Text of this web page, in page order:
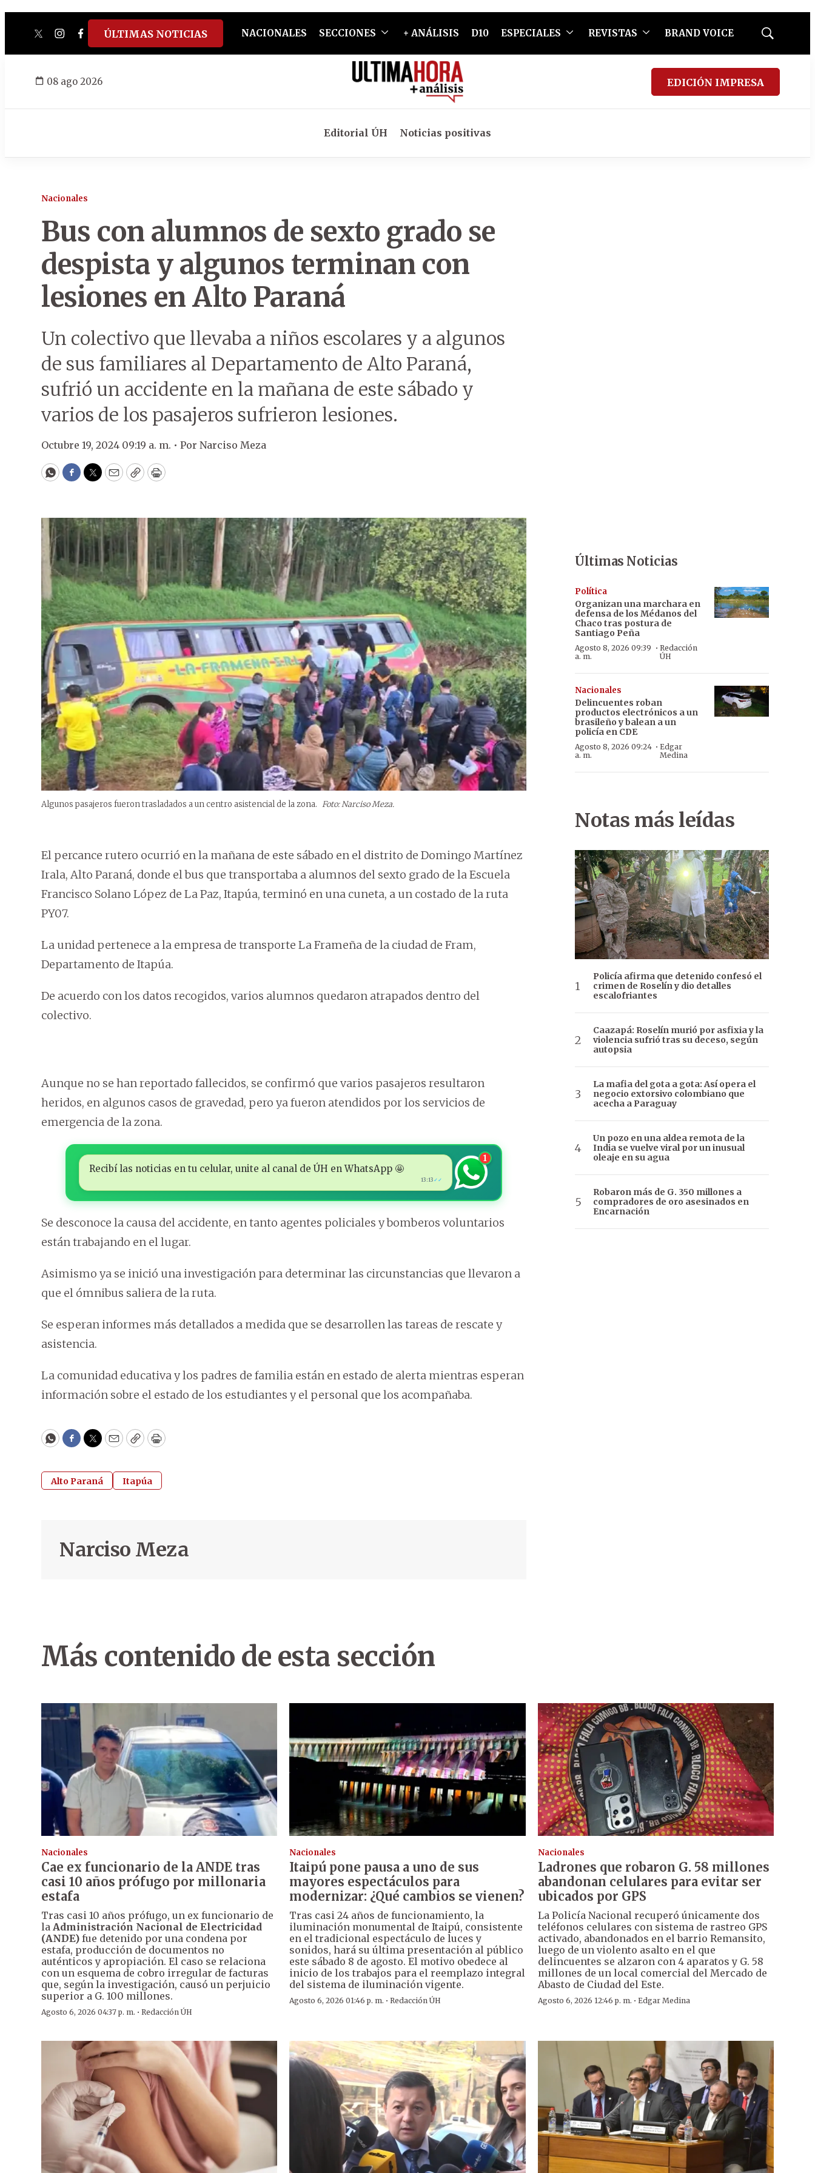
twitterinstagram
facebook
tiktokyoutube
spotify
ÚLTIMAS NOTICIAS NACIONALES SECCIONES + ANÁLISIS D10 ESPECIALES REVISTAS BRAND VOICE
Mostrar
08 ago 2026 EDICIÓN IMPRESA
Editorial ÚH Noticias positivas
Nacionales
Bus con alumnos de sexto grado se
despista y algunos terminan con
lesiones en Alto Paraná
Un colectivo que llevaba a niños escolares y a algunos
de sus familiares al Departamento de Alto Paraná,
sufrió un accidente en la mañana de este sábado y
varios de los pasajeros sufrieron lesiones.
Octubre 19, 2024 09:19 a. m. • Por Narciso Meza
WhatsApp
Facebook
Twitter
EmailCopyPrint
Algunos pasajeros fueron trasladados a un centro asistencial de la zona. Foto: Narciso Meza.
El percance rutero ocurrió en la mañana de este sábado en el distrito de Domingo Martínez
Irala, Alto Paraná, donde el bus que transportaba a alumnos del sexto grado de la Escuela
Francisco Solano López de La Paz, Itapúa, terminó en una cuneta, a un costado de la ruta
PY07.
La unidad pertenece a la empresa de transporte La Frameña de la ciudad de Fram,
Departamento de Itapúa.
De acuerdo con los datos recogidos, varios alumnos quedaron atrapados dentro del
colectivo.
Aunque no se han reportado fallecidos, se confirmó que varios pasajeros resultaron
heridos, en algunos casos de gravedad, pero ya fueron atendidos por los servicios de
emergencia de la zona.
Recibí las noticias en tu celular, unite al canal de ÚH en WhatsApp 🤩
13:13 ✓✓
1
Se desconoce la causa del accidente, en tanto agentes policiales y bomberos voluntarios
están trabajando en el lugar.
Asimismo ya se inició una investigación para determinar las circunstancias que llevaron a
que el ómnibus saliera de la ruta.
Se esperan informes más detallados a medida que se desarrollen las tareas de rescate y
asistencia.
La comunidad educativa y los padres de familia están en estado de alerta mientras esperan
información sobre el estado de los estudiantes y el personal que los acompañaba.
WhatsApp
Facebook
Twitter
EmailCopyPrint
Alto Paraná Itapúa
Narciso Meza
Últimas Noticias
Política
Organizan una marchara en
defensa de los Médanos del
Chaco tras postura de
Santiago Peña
Agosto 8, 2026 09:39
a. m.
·Redacción
ÚH
Nacionales
Delincuentes roban
productos electrónicos a un
brasileño y balean a un
policía en CDE
Agosto 8, 2026 09:24
a. m.
· Edgar
Medina
Notas más leídas
Policía afirma que detenido confesó el
crimen de Roselín y dio detalles
escalofriantes
Caazapá: Roselín murió por asfixia y la
violencia sufrió tras su deceso, según
autopsia
La mafia del gota a gota: Así opera el
negocio extorsivo colombiano que
acecha a Paraguay
Un pozo en una aldea remota de la
India se vuelve viral por un inusual
oleaje en su agua
Robaron más de G. 350 millones a
compradores de oro asesinados en
Encarnación
Más contenido de esta sección
Nacionales
Cae ex funcionario de la ANDE tras
casi 10 años prófugo por millonaria
estafa
Tras casi 10 años prófugo, un ex funcionario de
la Administración Nacional de Electricidad
(ANDE) fue detenido por una condena por
estafa, producción de documentos no
auténticos y apropiación. El caso se relaciona
con un esquema de cobro irregular de facturas
que, según la investigación, causó un perjuicio
superior a G. 100 millones.
Agosto 6, 2026 04:37 p. m. · Redacción ÚH
Nacionales
Itaipú pone pausa a uno de sus
mayores espectáculos para
modernizar: ¿Qué cambios se vienen?
Tras casi 24 años de funcionamiento, la
iluminación monumental de Itaipú, consistente
en el tradicional espectáculo de luces y
sonidos, hará su última presentación al público
este sábado 8 de agosto. El motivo obedece al
inicio de los trabajos para el reemplazo integral
del sistema de iluminación vigente.
Agosto 6, 2026 01:46 p. m. ·Redacción ÚH
Nacionales
Ladrones que robaron G. 58 millones
abandonan celulares para evitar ser
ubicados por GPS
La Policía Nacional recuperó únicamente dos
teléfonos celulares con sistema de rastreo GPS
activado, abandonados en el barrio Remansito,
luego de un violento asalto en el que
delincuentes se alzaron con 4 aparatos y G. 58
millones de un local comercial del Mercado de
Abasto de Ciudad del Este.
Agosto 6, 2026 12:46 p. m. · Edgar Medina